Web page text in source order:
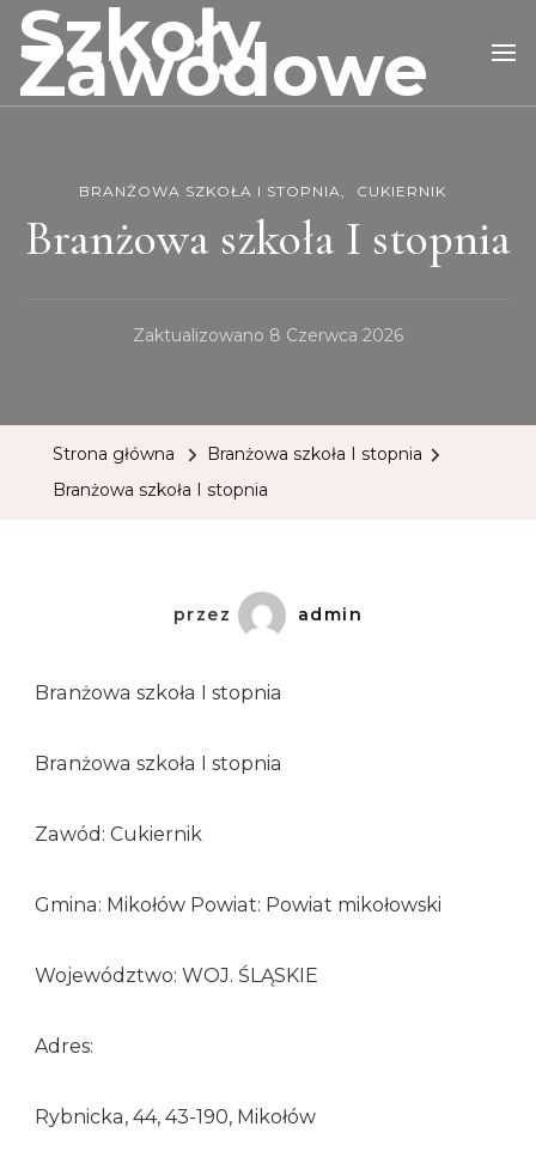
Szkoły
Zawodowe
BRANŻOWA SZKOŁA I STOPNIA CUKIERNIK
Branżowa szkoła I stopnia
Zaktualizowano 8 Czerwca 2026
Strona główna
Branżowa szkoła I stopnia
Branżowa szkoła I stopnia
przez admin
Branżowa szkoła I stopnia
Branżowa szkoła I stopnia
Zawód: Cukiernik
Gmina: Mikołów Powiat: Powiat mikołowski
Województwo: WOJ. ŚLĄSKIE
Adres:
Rybnicka, 44, 43-190, Mikołów